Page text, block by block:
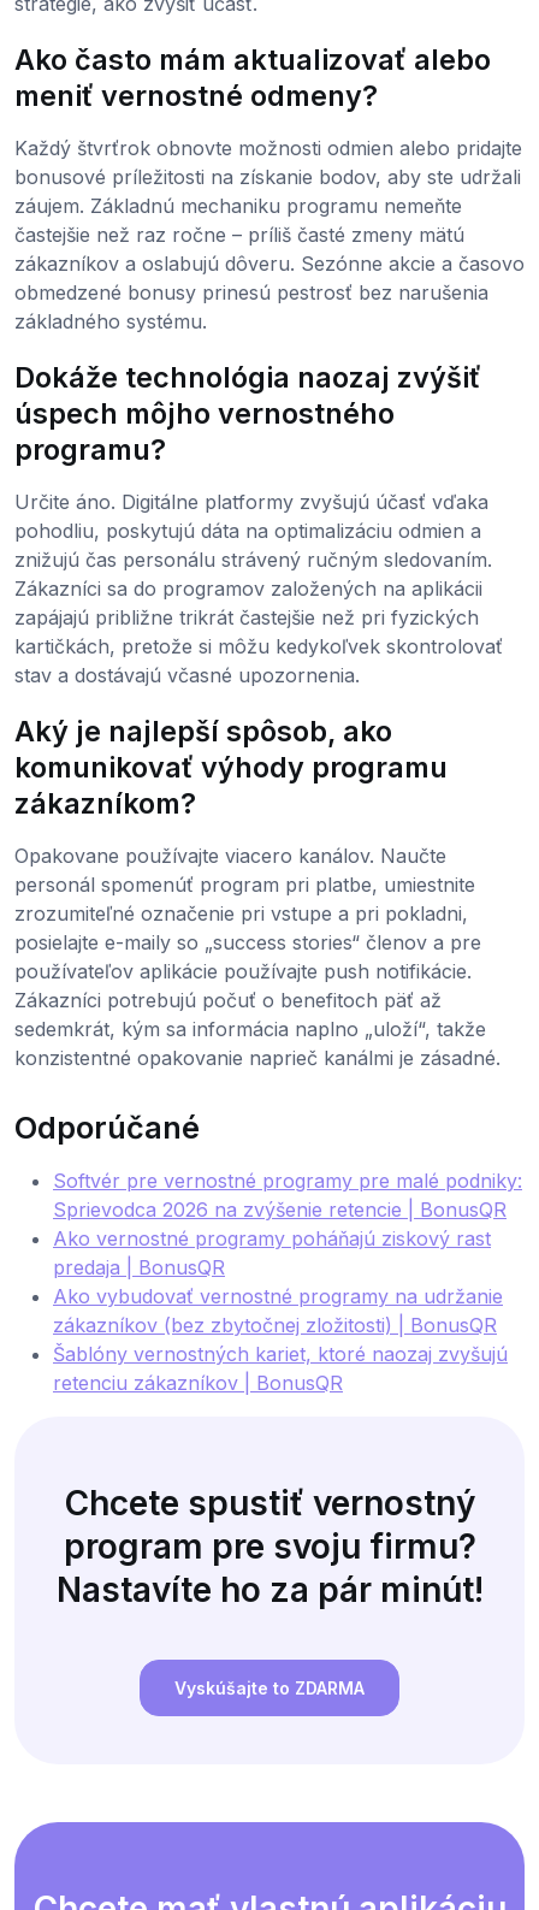
Ako často mám aktualizovať alebo
meniť vernostné odmeny?
Každý štvrťrok obnovte možnosti odmien alebo pridajte
bonusové príležitosti na získanie bodov, aby ste udržali
záujem. Základnú mechaniku programu nemeňte
častejšie než raz ročne – príliš časté zmeny mätú
zákazníkov a oslabujú dôveru. Sezónne akcie a časovo
obmedzené bonusy prinesú pestrosť bez narušenia
základného systému.
Dokáže technológia naozaj zvýšiť
úspech môjho vernostného
programu?
Určite áno. Digitálne platformy zvyšujú účasť vďaka
pohodliu, poskytujú dáta na optimalizáciu odmien a
znižujú čas personálu strávený ručným sledovaním.
Zákazníci sa do programov založených na aplikácii
zapájajú približne trikrát častejšie než pri fyzických
kartičkách, pretože si môžu kedykoľvek skontrolovať
stav a dostávajú včasné upozornenia.
Aký je najlepší spôsob, ako
komunikovať výhody programu
zákazníkom?
Opakovane používajte viacero kanálov. Naučte
personál spomenúť program pri platbe, umiestnite
zrozumiteľné označenie pri vstupe a pri pokladni,
posielajte e-maily so „success stories“ členov a pre
používateľov aplikácie používajte push notifikácie.
Zákazníci potrebujú počuť o benefitoch päť až
sedemkrát, kým sa informácia naplno „uloží“, takže
konzistentné opakovanie naprieč kanálmi je zásadné.
Odporúčané
Softvér pre vernostné programy pre malé podniky:
Sprievodca 2026 na zvýšenie retencie | BonusQR
Ako vernostné programy poháňajú ziskový rast
predaja | BonusQR
Ako vybudovať vernostné programy na udržanie
zákazníkov (bez zbytočnej zložitosti) | BonusQR
Šablóny vernostných kariet, ktoré naozaj zvyšujú
retenciu zákazníkov | BonusQR
Chcete spustiť vernostný
program pre svoju firmu?
Nastavíte ho za pár minút!
Vyskúšajte to ZDARMA